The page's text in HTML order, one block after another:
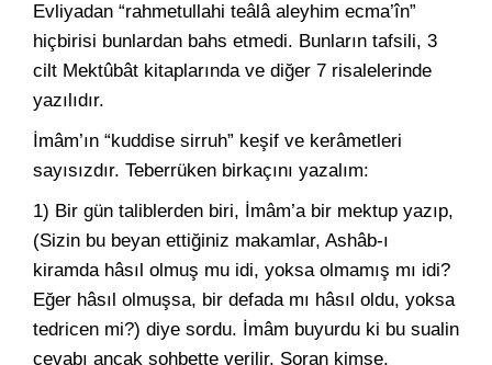
Evliyadan “rahmetullahi teâlâ aleyhim ecma’în”
hiçbirisi bunlardan bahs etmedi. Bunların tafsili, 3
cilt Mektûbât kitaplarında ve diğer 7 risalelerinde
yazılıdır.
İmâm’ın “kuddise sirruh” keşif ve kerâmetleri
sayısızdır. Teberrüken birkaçını yazalım:
1) Bir gün taliblerden biri, İmâm’a bir mektup yazıp,
(Sizin bu beyan ettiğiniz makamlar, Ashâb-ı
kiramda hâsıl olmuş mu idi, yoksa olmamış mı idi?
Eğer hâsıl olmuşsa, bir defada mı hâsıl oldu, yoksa
tedricen mi?) diye sordu. İmâm buyurdu ki bu sualin
cevabı ancak sohbette verilir. Soran kimse,